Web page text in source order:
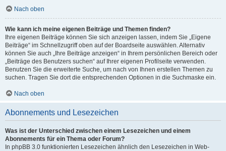
Nach oben
Wie kann ich meine eigenen Beiträge und Themen finden?
Ihre eigenen Beiträge können Sie sich anzeigen lassen, indem Sie „Eigene
Beiträge“ im Schnellzugriff oben auf der Boardseite auswählen. Alternativ
können Sie auch „Ihre Beiträge anzeigen“ in Ihrem persönlichen Bereich oder
„Beiträge des Benutzers suchen“ auf Ihrer eigenen Profilseite verwenden.
Benutzen Sie die erweiterte Suche, um nach von Ihnen erstellen Themen zu
suchen. Tragen Sie dort die entsprechenden Optionen in die Suchmaske ein.
Nach oben
Abonnements und Lesezeichen
Was ist der Unterschied zwischen einem Lesezeichen und einem
Abonnements für ein Thema oder Forum?
In phpBB 3.0 funktionierten Lesezeichen ähnlich den Lesezeichen in Web-